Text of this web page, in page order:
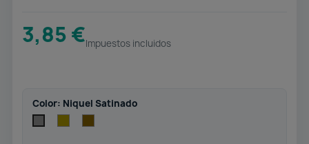
3,85 €Impuestos incluidos
Color: Niquel Satinado